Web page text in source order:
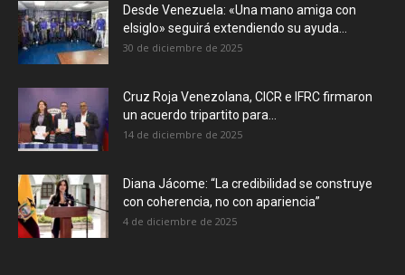
Desde Venezuela: «Una mano amiga con
elsiglo» seguirá extendiendo su ayuda...
30 de diciembre de 2025
Cruz Roja Venezolana, CICR e IFRC firmaron
un acuerdo tripartito para...
14 de diciembre de 2025
Diana Jácome: “La credibilidad se construye
con coherencia, no con apariencia”
4 de diciembre de 2025